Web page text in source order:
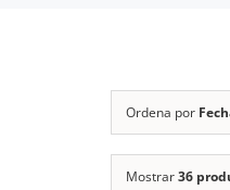
Ordena por
Mostrar36